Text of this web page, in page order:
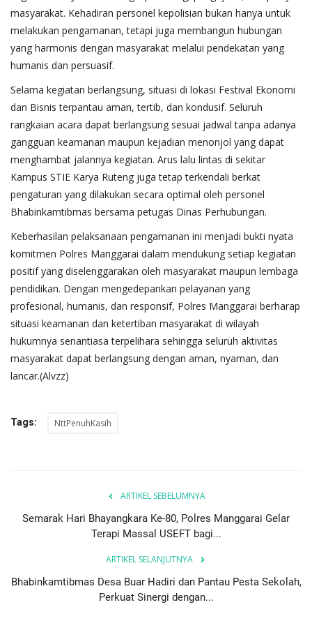
masyarakat. Kehadiran personel kepolisian bukan hanya untuk
melakukan pengamanan, tetapi juga membangun hubungan
yang harmonis dengan masyarakat melalui pendekatan yang
humanis dan persuasif.
Selama kegiatan berlangsung, situasi di lokasi Festival Ekonomi
dan Bisnis terpantau aman, tertib, dan kondusif. Seluruh
rangkaian acara dapat berlangsung sesuai jadwal tanpa adanya
gangguan keamanan maupun kejadian menonjol yang dapat
menghambat jalannya kegiatan. Arus lalu lintas di sekitar
Kampus STIE Karya Ruteng juga tetap terkendali berkat
pengaturan yang dilakukan secara optimal oleh personel
Bhabinkamtibmas bersama petugas Dinas Perhubungan.
Keberhasilan pelaksanaan pengamanan ini menjadi bukti nyata
komitmen Polres Manggarai dalam mendukung setiap kegiatan
positif yang diselenggarakan oleh masyarakat maupun lembaga
pendidikan. Dengan mengedepankan pelayanan yang
profesional, humanis, dan responsif, Polres Manggarai berharap
situasi keamanan dan ketertiban masyarakat di wilayah
hukumnya senantiasa terpelihara sehingga seluruh aktivitas
masyarakat dapat berlangsung dengan aman, nyaman, dan
lancar.(Alvzz)
Tags: NttPenuhKasih
ARTIKEL SEBELUMNYA
Semarak Hari Bhayangkara Ke-80, Polres Manggarai Gelar
Terapi Massal USEFT bagi...
ARTIKEL SELANJUTNYA
Bhabinkamtibmas Desa Buar Hadiri dan Pantau Pesta Sekolah,
Perkuat Sinergi dengan...